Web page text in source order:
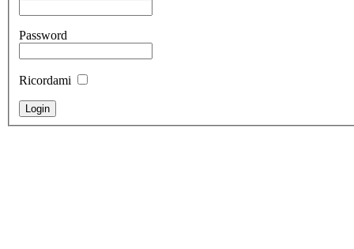
Password
Ricordami